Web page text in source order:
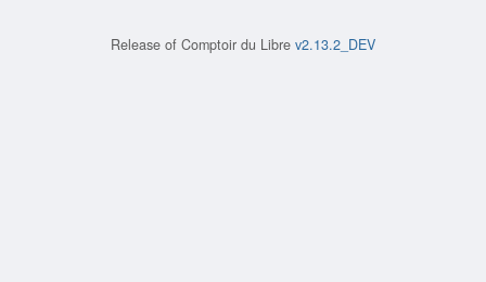
Release of Comptoir du Libre v2.13.2_DEV